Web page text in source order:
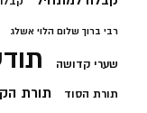
רבי ברוך שלום הלוי אשלג
שערי קדושה
תורת הסוד תורת